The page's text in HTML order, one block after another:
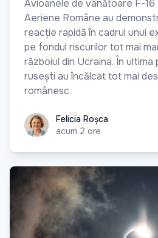
Avioanele de vânătoare F-
Aeriene Române au
reacție rapidă în cadrul unui
pe fondul riscurilor tot mai
războiul din Ucraina. În ultima
rusești au încălcat tot mai
românesc.
Felicia RoșcaFelicia Roșca
acum 2 ore